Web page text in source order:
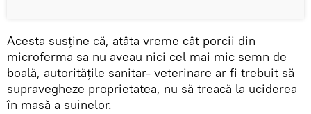
Acesta susține că, atâta vreme cât porcii din
microferma sa nu aveau nici cel mai mic semn de
boală, autoritățile sanitar- veterinare ar fi trebuit să
supravegheze proprietatea, nu să treacă la uciderea
în masă a suinelor.